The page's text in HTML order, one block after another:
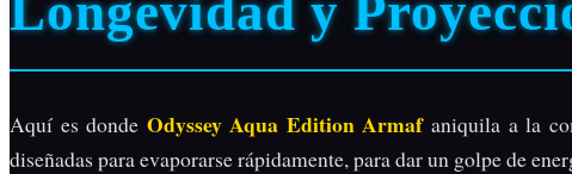
Aquí es donde Odyssey Aqua Edition Armafaniquila a la
diseñadas para evaporarse rápidamente, para dar un golpe de